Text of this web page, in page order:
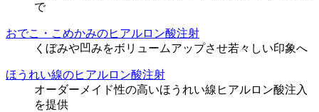
で
おでこ・こめかみのヒアルロン酸注射
くぼみや凹みをボリュームアップさせ若々しい印象へ
ほうれい線のヒアルロン酸注射
オーダーメイド性の高いほうれい線ヒアルロン酸注入
を提供